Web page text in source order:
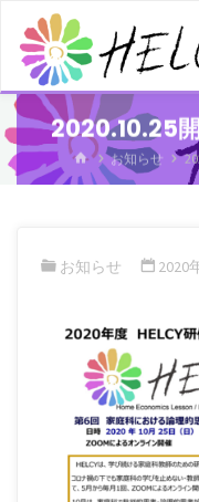
ン
ツ
へ
2020.10.25
ホ
ー
お知らせ
お知らせ 2020